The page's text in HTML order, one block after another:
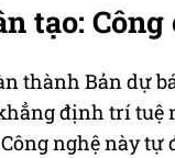
tạo:
thành Bản dự
định trí
nghệ này